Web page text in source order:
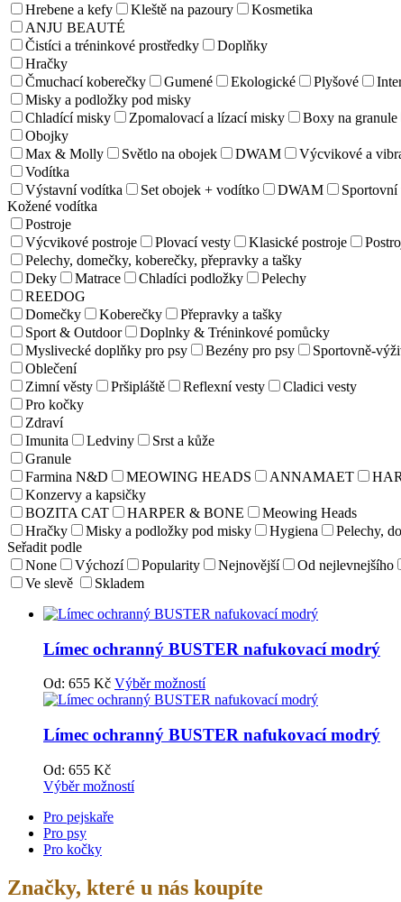
Hrebene a kefy
Kleště na pazoury
Kosmetika
ANJU BEAUTÉ
Čistíci a tréninkové prostředky
Doplňky
Hračky
Čmuchací koberečky
Gumené Ekologické Plyšové
Misky a podložky pod misky
Chladící misky
Zpomalovací a lízací misky Boxy na granule
Obojky
Max & Molly
Světlo na obojek DWAM Výcvikové a
Vodítka
Výstavní vodítka
Set obojek + vodítko DWAM Sportovní
Kožené vodítka
Postroje
Výcvikové postroje
Plovací vesty Klasické postroje
Pelechy, domečky, koberečky, přepravky a tašky
Deky
Matrace Chladíci podložky
Pelechy
REEDOG
Domečky
Koberečky
Přepravky a tašky
Sport & Outdoor
Doplnky & Tréninkové pomůcky
Myslivecké doplňky pro psy
Bezény pro psy Sportovně-
Oblečení
Zimní věsty
Pršipláště Reflexní vesty
Cladici vesty
Pro kočky
Zdraví
Imunita
Ledviny
Srst a kůže
Granule
Farmina N&D
MEOWING HEADS ANNAMAET
Konzervy a kapsičky
BOZITA CAT
HARPER & BONE
Meowing Heads
Hračky
Misky a podložky pod misky Hygiena
Pelechy,
Seřadit podle
None
Výchozí Popularity Nejnovější Od nejlevnejšího
Ve slevě
Skladem
Límec ochranný BUSTER nafukovací modrý
Od: 655 Kč Výběr možností
Límec ochranný BUSTER nafukovací modrý
Od: 655 Kč
Výběr možností
Pro pejskaře
Pro psy
Pro kočky
Značky, které u nás koupíte